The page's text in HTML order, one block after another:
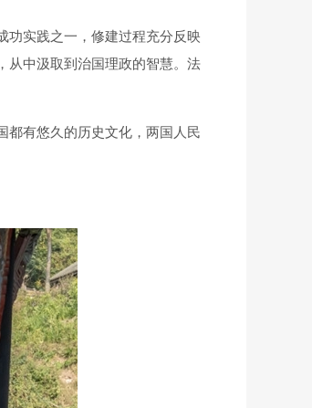
功实践之一，修建过程充分反映
从中汲取到治国理政的智慧。法
都有悠久的历史文化，两国人民